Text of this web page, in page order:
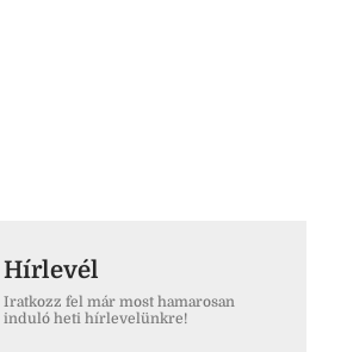
Hírlevél
Iratkozz fel már most hamarosan
induló heti hírlevelünkre!